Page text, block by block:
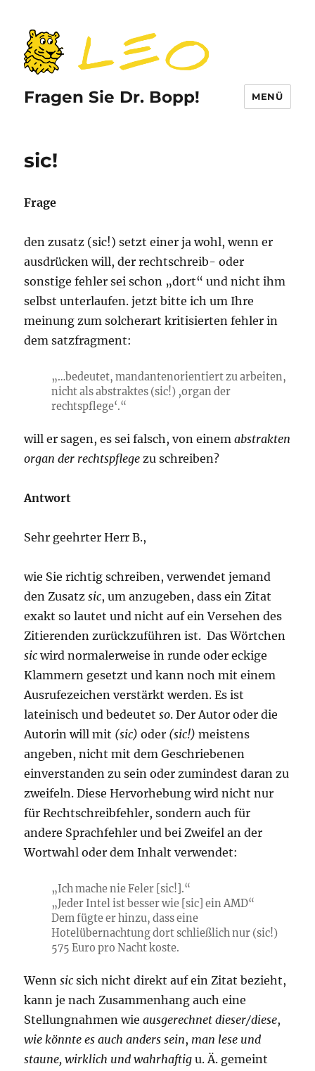
Fragen Sie Dr. Bopp! MENÜ
sic!
Frage
den zusatz (sic!) setzt einer ja wohl, wenn er
ausdrücken will, der rechtschreib- oder
sonstige fehler sei schon „dort“ und nicht ihm
selbst unterlaufen. jetzt bitte ich um Ihre
meinung zum solcherart kritisierten fehler in
dem satzfragment:
„…bedeutet, mandantenorientiert zu arbeiten,
nicht als abstraktes (sic!) ‚organ der
rechtspflege‘.“
will er sagen, es sei falsch, von einemabstrakten
organ der rechtspflege zu schreiben?
Antwort
Sehr geehrter Herr B.,
wie Sie richtig schreiben, verwendet jemand
den Zusatzsic, um anzugeben, dass ein Zitat
exakt so lautet und nicht auf ein Versehen des
Zitierenden zurückzuführen ist. Das Wörtchen
sic wird normalerweise in runde oder eckige
Klammern gesetzt und kann noch mit einem
Ausrufezeichen verstärkt werden. Es ist
lateinisch und bedeutetso. Der Autor oder die
Autorin will mit (sic) oder (sic!) meistens
angeben, nicht mit dem Geschriebenen
einverstanden zu sein oder zumindest daran zu
zweifeln. Diese Hervorhebung wird nicht nur
für Rechtschreibfehler, sondern auch für
andere Sprachfehler und bei Zweifel an der
Wortwahl oder dem Inhalt verwendet:
„Ich mache nie Feler [sic!].“
„Jeder Intel ist besser wie [sic] ein AMD“
Dem fügte er hinzu, dass eine
Hotelübernachtung dort schließlich nur (sic!)
575 Euro pro Nacht koste.
Wennsic sich nicht direkt auf ein Zitat bezieht,
kann je nach Zusammenhang auch eine
Stellungnahmen wieausgerechnet dieser/diese,
wie könnte es auch anders sein, man lese und
staune, wirklich und wahrhaftig u. Ä. gemeint